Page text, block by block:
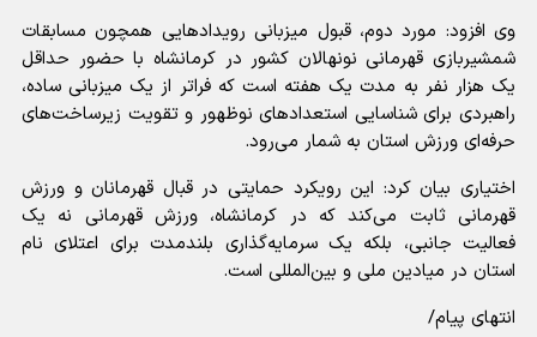
وی افزود: مورد دوم، قبول میزبانی رویدادهایی همچون مسابقات
شمشیربازی قهرمانی نونهالان کشور در کرمانشاه با حضور حداقل
یک هزار نفر به مدت یک هفته است که فراتر از یک میزبانی ساده،
راهبردی برای شناسایی استعدادهای نوظهور و تقویت زیرساخت‌های
حرفه‌ای ورزش استان به شمار می‌رود.
اختیاری بیان کرد: این رویکرد حمایتی در قبال قهرمانان و ورزش
قهرمانی ثابت می‌کند که در کرمانشاه، ورزش قهرمانی نه یک
فعالیت جانبی، بلکه یک سرمایه‌گذاری بلندمدت برای اعتلای نام
استان در میادین ملی و بین‌المللی است.
انتهای پیام/